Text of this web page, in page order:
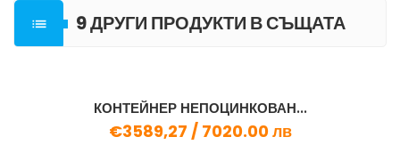

9 ДРУГИ ПРОДУКТИ В СЪЩАТА
КОНТЕЙНЕР НЕПОЦИНКОВАН...
€3589,27 / 7020.00 лв